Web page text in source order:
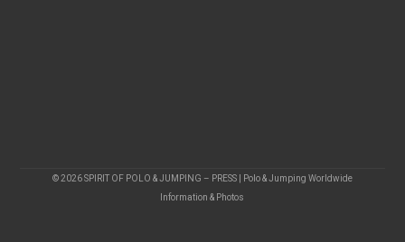
© 2026 SPIRIT OF POLO & JUMPING – PRESS | Polo & Jumping Worldwide
Information & Photos